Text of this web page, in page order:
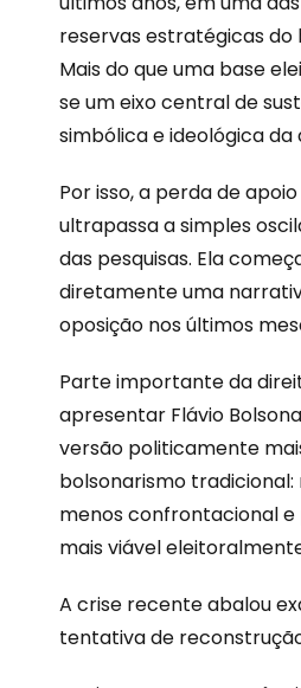
reservas estratégicas do
Mais do que uma base
se um eixo central de
simbólica e ideológica da
Por isso, a perda de
ultrapassa a simples
das pesquisas. Ela
diretamente uma
oposição nos últimos
Parte importante da
apresentar Flávio
versão politicamente
bolsonarismo tradicional:
menos confrontacional
mais viável
A crise recente abalou
tentativa de